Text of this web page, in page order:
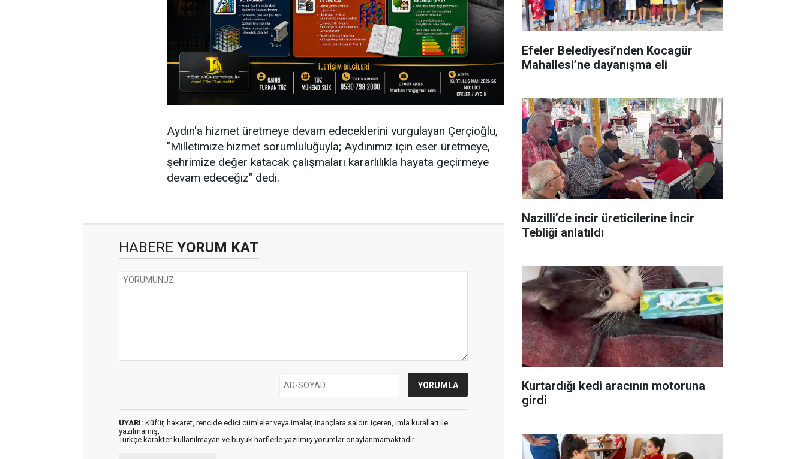
Aydın'a hizmet üretmeye devam edeceklerini vurgulayan Çerçioğlu,
"Milletimize hizmet sorumluluğuyla; Aydınımız için eser üretmeye,
şehrimize değer katacak çalışmaları kararlılıkla hayata geçirmeye
devam edeceğiz" dedi.
HABERE YORUM KAT
UYARI: Küfür, hakaret, rencide edici cümleler veya imalar, inançlara saldırı içeren, imla kuralları ile
yazılmamış,
Türkçe karakter kullanılmayan ve büyük harflerle yazılmış yorumlar onaylanmamaktadır.
Efeler Belediyesi’nden Kocagür
Mahallesi’ne dayanışma eli
Nazilli’de incir üreticilerine İncir
Tebliği anlatıldı
Kurtardığı kedi aracının motoruna
girdi